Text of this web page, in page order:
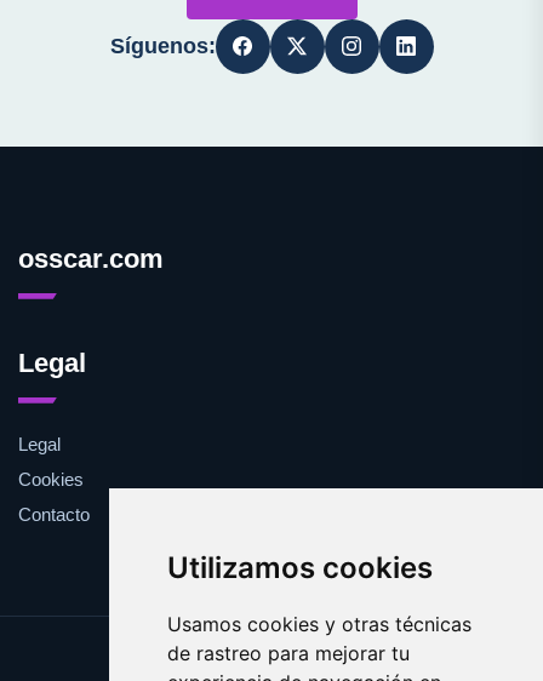
Utilizamos cookies
Usamos cookies y otras técnicas
de rastreo para mejorar tu
Síguenos:
osscar.com
Legal
Legal
Cookies
Contacto
Update cookies preferences